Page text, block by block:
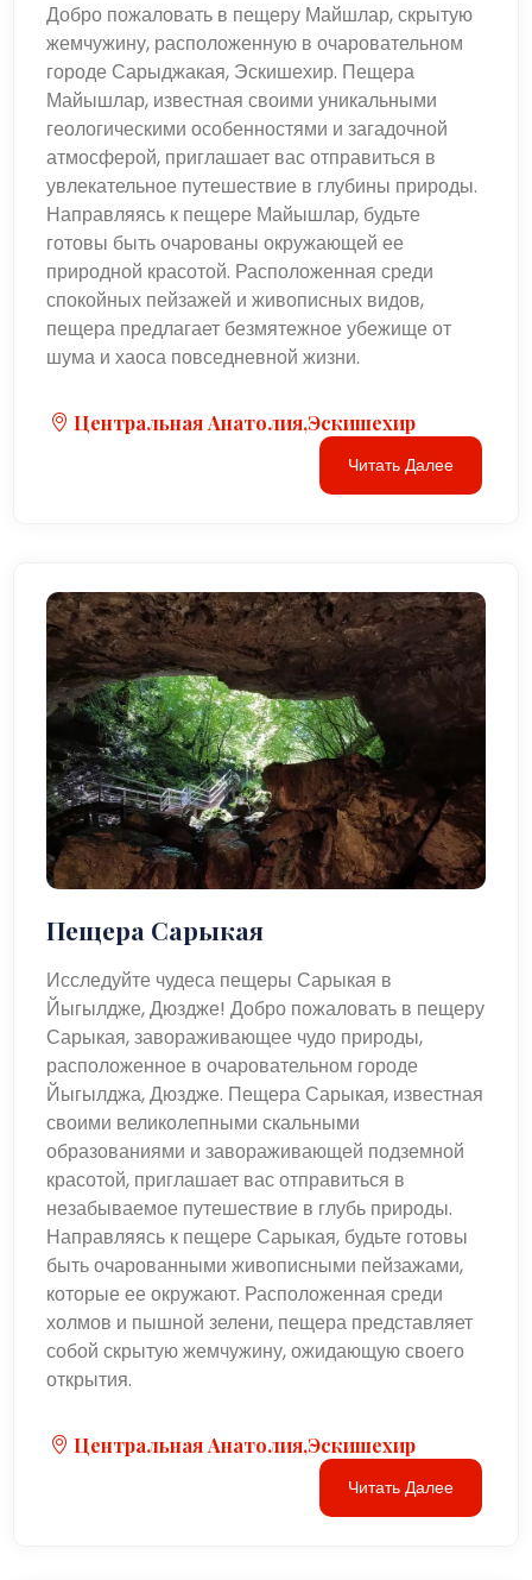
Добро пожаловать в пещеру Майшлар, скрытую
жемчужину, расположенную в очаровательном
городе Сарыджакая, Эскишехир. Пещера
Майышлар, известная своими уникальными
геологическими особенностями и загадочной
атмосферой, приглашает вас отправиться в
увлекательное путешествие в глубины природы.
Направляясь к пещере Майышлар, будьте
готовы быть очарованы окружающей ее
природной красотой. Расположенная среди
спокойных пейзажей и живописных видов,
пещера предлагает безмятежное убежище от
шума и хаоса повседневной жизни.
Центральная Анатолия,Эскишехир
Читать Далее
Пещера Сарыкая
Исследуйте чудеса пещеры Сарыкая в
Йыгылдже, Дюздже! Добро пожаловать в пещеру
Сарыкая, завораживающее чудо природы,
расположенное в очаровательном городе
Йыгылджа, Дюздже. Пещера Сарыкая, известная
своими великолепными скальными
образованиями и завораживающей подземной
красотой, приглашает вас отправиться в
незабываемое путешествие в глубь природы.
Направляясь к пещере Сарыкая, будьте готовы
быть очарованными живописными пейзажами,
которые ее окружают. Расположенная среди
холмов и пышной зелени, пещера представляет
собой скрытую жемчужину, ожидающую своего
открытия.
Центральная Анатолия,Эскишехир
Читать Далее